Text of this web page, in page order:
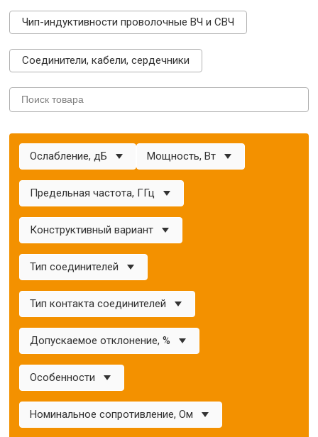
Чип-индуктивности проволочные ВЧ и СВЧ
Соединители, кабели, сердечники
Ослабление, дБ Мощность, Вт
Предельная частота, ГГц
Конструктивный вариант
Тип соединителей
Тип контакта соединителей
Допускаемое отклонение, %
Особенности
Номинальное сопротивление, Ом